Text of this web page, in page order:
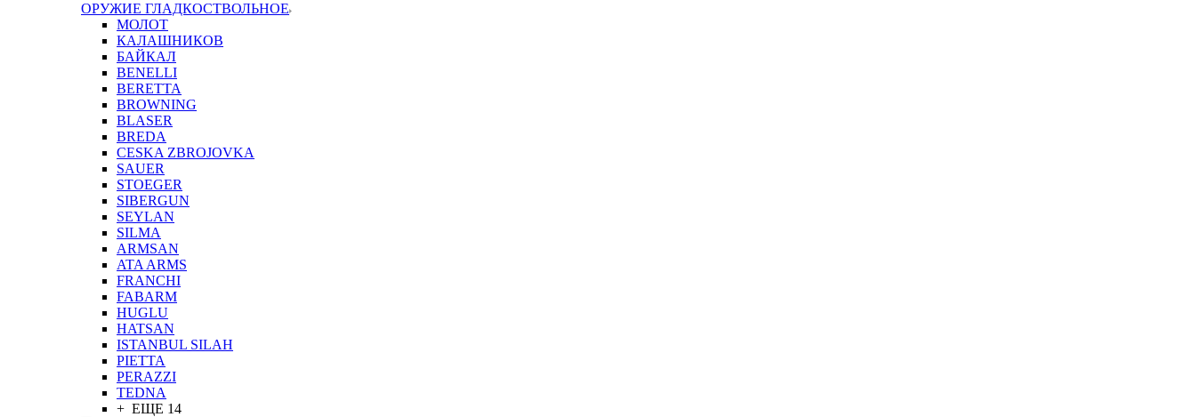
ОРУЖИЕ ГЛАДКОСТВОЛЬНОЕ
МОЛОТ
КАЛАШНИКОВ
БАЙКАЛ
BENELLI
BERETTA
BROWNING
BLASER
BREDA
CESKA ZBROJOVKA
SAUER
STOEGER
SIBERGUN
SEYLAN
SILMA
ARMSAN
ATA ARMS
FRANCHI
FABARM
HUGLU
HATSAN
ISTANBUL SILAH
PIETTA
PERAZZI
TEDNA
+ ЕЩЕ 14